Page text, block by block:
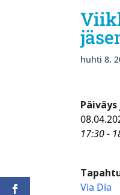
huhti 8,
17:30 -
Via Dia